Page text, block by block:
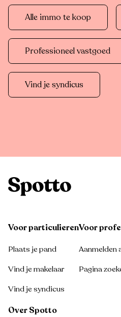
Alle immo te koop
Professioneel vastgoed
Vind je syndicus
Voor particulieren
Plaats je pand
Vind je makelaar
Vind je syndicus
Voor
Aanmelden
Pagina
Over Spotto